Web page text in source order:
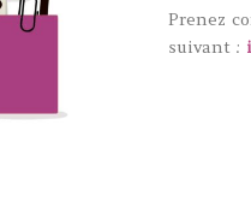
Prenez
suivant :